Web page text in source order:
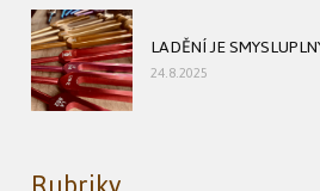
LADĚNÍ JE
24.8.2025